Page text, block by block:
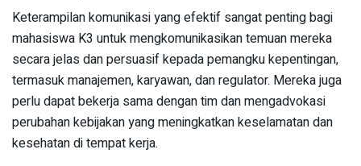
Keterampilan komunikasi yang efektif sangat penting bagi
mahasiswa K3 untuk mengkomunikasikan temuan mereka
secara jelas dan persuasif kepada pemangku kepentingan,
termasuk manajemen, karyawan, dan regulator. Mereka juga
perlu dapat bekerja sama dengan tim dan mengadvokasi
perubahan kebijakan yang meningkatkan keselamatan dan
kesehatan di tempat kerja.